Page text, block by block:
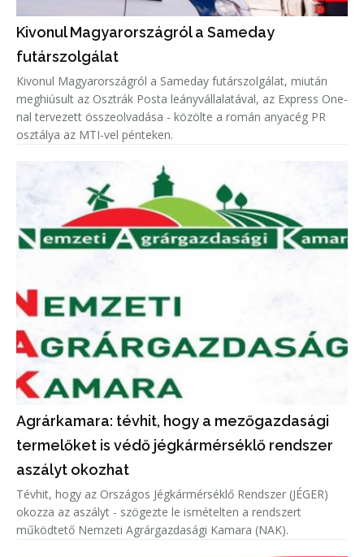
Kivonul Magyarországról a Sameday
futárszolgálat
Kivonul Magyarországról a Sameday futárszolgálat, miután
meghiúsult az Osztrák Posta leányvállalatával, az Express One-
nal tervezett összeolvadása - közölte a román anyacég PR
osztálya az MTI-vel pénteken.
Agrárkamara: tévhit, hogy a mezőgazdasági
termelőket is védő jégkármérséklő rendszer
aszályt okozhat
Tévhit, hogy az Országos Jégkármérséklő Rendszer (JÉGER)
okozza az aszályt - szögezte le ismételten a rendszert
működtető Nemzeti Agrárgazdasági Kamara (NAK).